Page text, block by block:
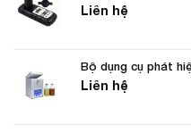
Liên hệ
Bộ dụng cụ phát
Liên hệ